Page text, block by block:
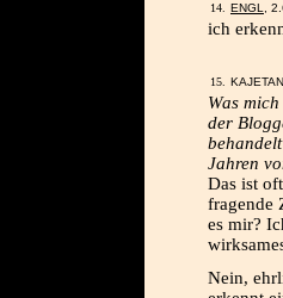
ENGL ,
ich
Was
der
Jahren
Das ist
fragende
es mir?
Nein,